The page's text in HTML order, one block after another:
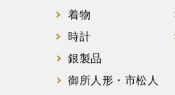
着物
時計
銀製品
御所人形・市松人